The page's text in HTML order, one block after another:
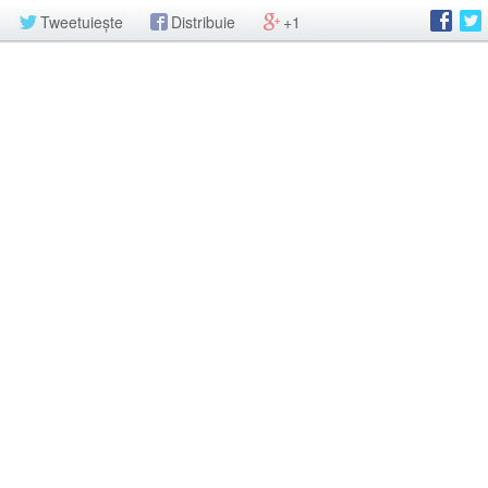
Tweetuiește Distribuie +1